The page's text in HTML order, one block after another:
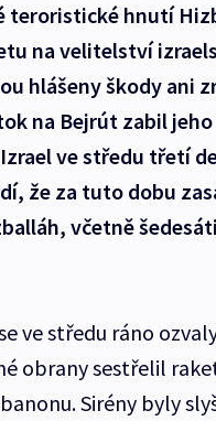
teroristické hnutí
na velitelství
hlášeny škody ani
na Bejrút zabil
ve středu třetí
že za tuto dobu
včetně
ve středu ráno
obrany sestřelil
Sirény byly